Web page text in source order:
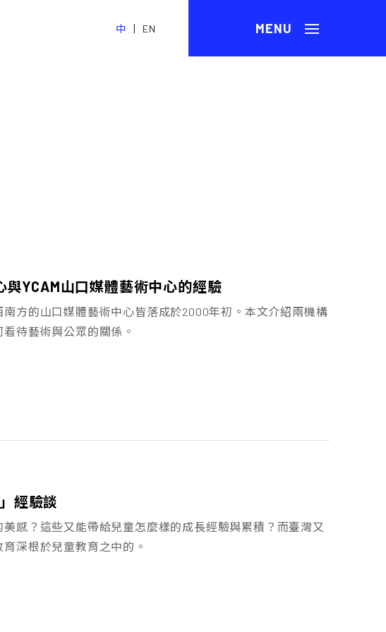
中 | EN
與YCAM山口媒體藝術中心的經驗
方的山口媒體藝術中心皆落成於2000年初。本文介紹兩機構
待藝術與公眾的關係。
經驗談
感？這些又能帶給兒童怎麼樣的成長經驗與累積？而臺灣又
深根於兒童教育之中的。